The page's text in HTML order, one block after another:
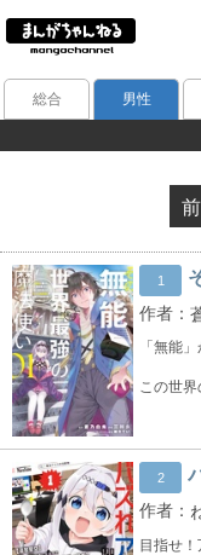
総合 男性
前
1
「無能
この世
2
目指せ